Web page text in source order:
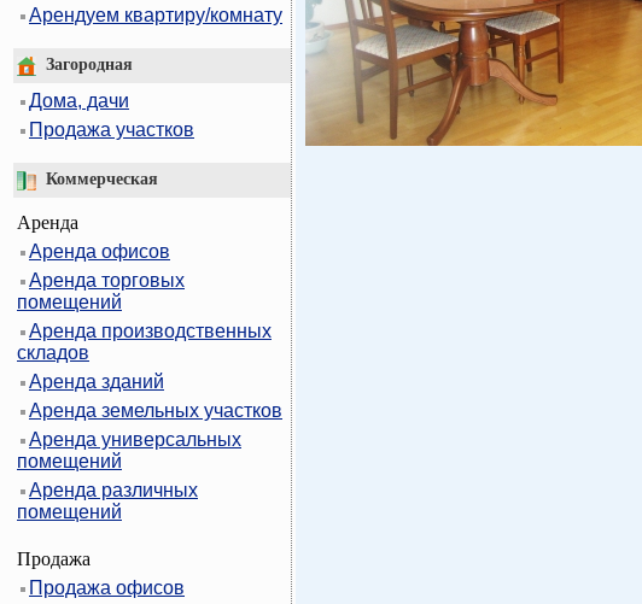
Арендуем квартиру/комнату
Загородная
Дома, дачи
Продажа участков
Коммерческая
Аренда
Аренда офисов
Аренда торговых
помещений
Аренда производственных
складов
Аренда зданий
Аренда земельных участков
Аренда универсальных
помещений
Аренда различных
помещений
Продажа
Продажа офисов